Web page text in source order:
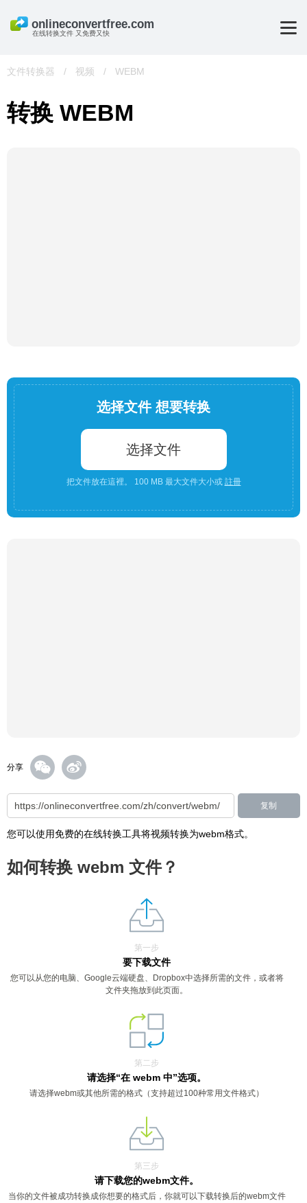
在线转换文件 又免费又快
文件转换器 / 视频 / WEBM
转换 WEBM
选择文件 想要转换
选择文件
把文件放在這裡。 100 MB 最大文件大小或 註冊
分享
复制
您可以使用免费的在线转换工具将视频转换为webm格式。
如何转换 webm 文件？
第一步
要下载文件
您可以从您的电脑、Google云端硬盘、Dropbox中选择所需的文件，或者将
文件夹拖放到此页面。
第二步
请选择“在 webm 中”选项。
请选择webm或其他所需的格式（支持超过100种常用文件格式）
第三步
请下载您的webm文件。
当你的文件被成功转换成你想要的格式后，你就可以下载转换后的webm文件